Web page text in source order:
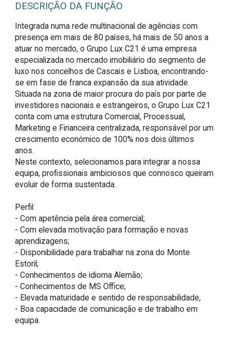
DESCRIÇÃO DA FUNÇÃO
Integrada numa rede multinacional de agências com
presença em mais de 80 países, há mais de 50 anos a
atuar no mercado, o Grupo Lux C21 é uma empresa
especializada no mercado imobiliário do segmento de
luxo nos concelhos de Cascais e Lisboa, encontrando-
se em fase de franca expansão da sua atividade.
Situada na zona de maior procura do país por parte de
investidores nacionais e estrangeiros, o Grupo Lux C21
conta com uma estrutura Comercial, Processual,
Marketing e Financeira centralizada, responsável por um
crescimento económico de 100% nos dois últimos
anos.
Neste contexto, selecionamos para integrar a nossa
equipa, profissionais ambiciosos que connosco queiram
evoluir de forma sustentada.
Perfil:
- Com apetência pela área comercial;
- Com elevada motivação para formação e novas
aprendizagens;
- Disponibilidade para trabalhar na zona do Monte
Estoril;
- Conhecimentos de idioma Alemão;
- Conhecimentos de MS Office;
- Elevada maturidade e sentido de responsabilidade,
- Boa capacidade de comunicação e de trabalho em
equipa.